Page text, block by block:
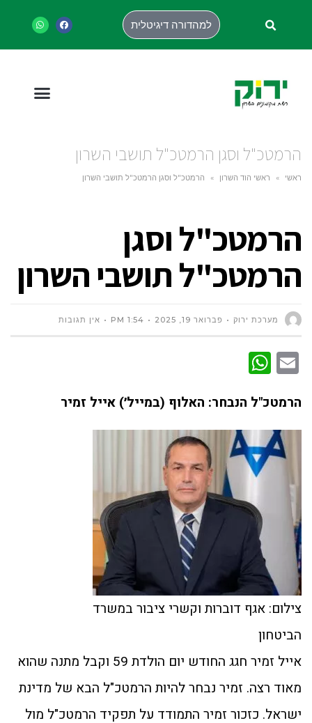
למהדורה דיגיטלית
הרמטכ"ל וסגן הרמטכ"ל תושבי השרון
ראשי » ראשי הוד השרון » הרמטכ"ל וסגן הרמטכ"ל תושבי השרון
הרמטכ"ל וסגן
הרמטכ"ל תושבי השרון
מערכת ירוק פברואר 19, 2025 1:54 PM אין תגובות
Email
הרמטכ"ל הנבחר: האלוף (במייל׳) אייל זמיר
צילום: אגף דוברות וקשרי ציבור במשרד
הביטחון
אייל זמיר חגג החודש יום הולדת 59 וקבל מתנה שהוא
מאוד רצה. זמיר נבחר להיות הרמטכ"ל הבא של מדינת
ישראל. כזכור זמיר התמודד על תפקיד הרמטכ"ל מול